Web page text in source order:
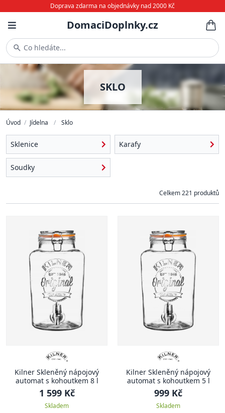
Doprava zdarma na objednávky nad 2000 Kč
DomaciDoplnky.cz
Co hledáte...
SKLO
Úvod / Jídelna / Sklo
Sklenice Karafy
Soudky
Celkem 221 produktů
Kilner Skleněný nápojový
automat s kohoutkem 8 l
1 599 Kč
Skladem
Kilner Skleněný nápojový
automat s kohoutkem 5 l
999 Kč
Skladem